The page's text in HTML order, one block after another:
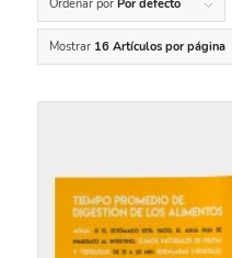
Ordenar por Por defecto
Mostrar 16 Artículos por página